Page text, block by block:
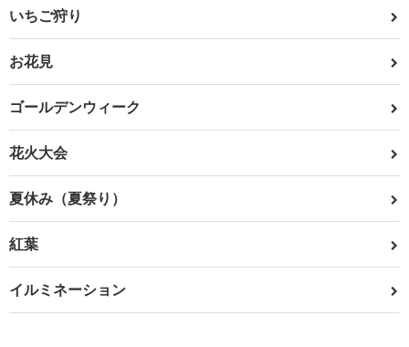
いちご狩り
お花見
ゴールデンウィーク
花火大会
夏休み（夏祭り）
紅葉
イルミネーション